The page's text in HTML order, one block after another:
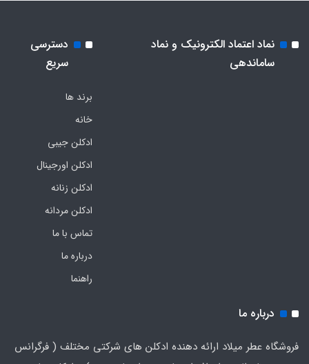
نماد اعتماد الکترونیک و نماد
ساماندهی
دسترسی
سریع
برند ها
خانه
ادکلن جیبی
ادکلن اورجینال
ادکلن زنانه
ادکلن مردانه
تماس با ما
درباره ما
راهنما
درباره ما
فروشگاه عطر میلاد ارائه دهنده ادکلن های شرکتی مختلف ( فرگرانس